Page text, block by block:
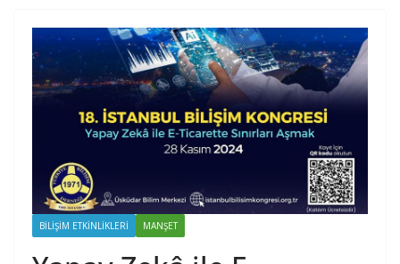
BILIŞIM ETKINLIKLERI MANŞET